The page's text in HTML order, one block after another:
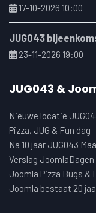
17-10-2026 10:00
JUG043
23-11-2026 19:00
JUG043 &
Nieuwe locatie
Pizza, JUG & Fun dag
Na 10 jaar JUG043
Verslag
Joomla Pizza Bugs &
Joomla bestaat 20